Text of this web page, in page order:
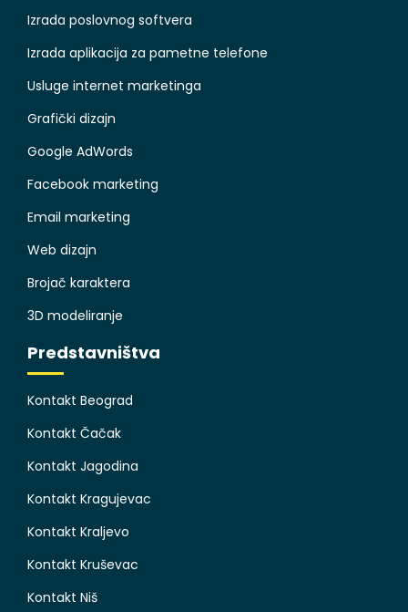
Izrada poslovnog softvera
Izrada aplikacija za pametne telefone
Usluge internet marketinga
Grafički dizajn
Google AdWords
Facebook marketing
Email marketing
Web dizajn
Brojač karaktera
3D modeliranje
Predstavništva
Kontakt Beograd
Kontakt Čačak
Kontakt Jagodina
Kontakt Kragujevac
Kontakt Kraljevo
Kontakt Kruševac
Kontakt Niš